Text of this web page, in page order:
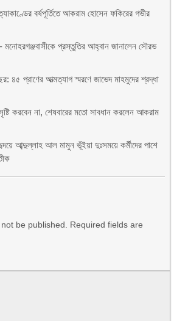
বর্ষপূর্তিতে আকরাম হোসেন ফকিরের গভীর
মনোহরগঞ্জবাসীকে প্রস্তুতির আহ্বান জানালেন সৌরভ
৪৫ প্রাণের আত্মত্যাগ স্মরণে জাভেদ মাহমুদের শ্রদ্ধা
সৃষ্টি করবেন না, শেষবারের মতো সাবধান করলেন আকরাম
আব্দুল্লাহ আল মামুন ভূঁইয়া দুঃসময়ে কর্মীদের পাশে
be published. Required fields are